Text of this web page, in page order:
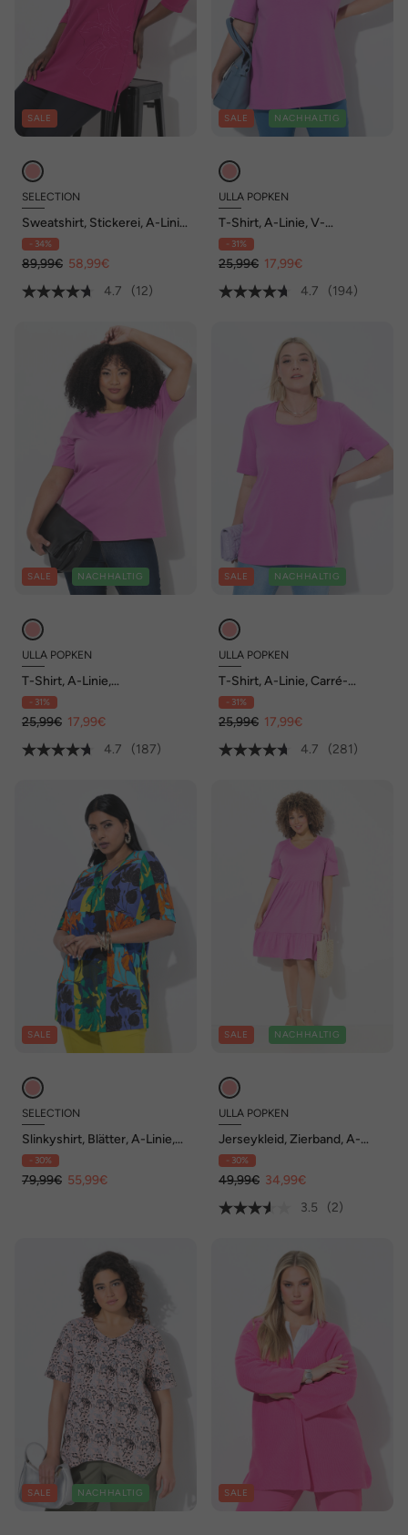
SALE
SELECTION
Sweatshirt, Stickerei, A-Linie,
Stehkragen, 3/4-Arm
- 34%
89,99€ 58,99€
4.7
(12)
SALE NACHHALTIG
ULLA POPKEN
T-Shirt, A-Linie, V-
Ausschnitt, Halbarm
- 31%
25,99€ 17,99€
4.7
(194)
SALE NACHHALTIG
ULLA POPKEN
T-Shirt, A-Linie,
Rundhalsausschnitt, Halbarm
- 31%
25,99€ 17,99€
4.7
(187)
SALE NACHHALTIG
ULLA POPKEN
T-Shirt, A-Linie, Carré-
Ausschnitt, Halbarm
- 31%
25,99€ 17,99€
4.7
(281)
SALE
SELECTION
Slinkyshirt, Blätter, A-Linie,
V-Ausschnitt, Halbarm
- 30%
79,99€ 55,99€
SALE NACHHALTIG
ULLA POPKEN
Jerseykleid, Zierband, A-
Linie, V-Ausschnitt, Halbarm
- 30%
49,99€ 34,99€
3.5
(2)
SALE NACHHALTIG SALE